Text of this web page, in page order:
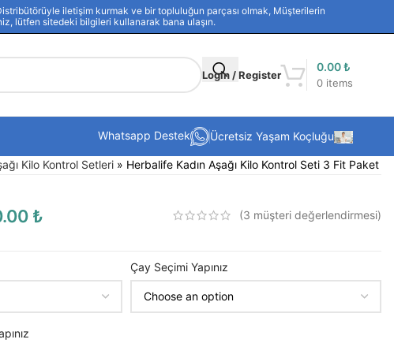
iletişim kurmak ve bir topluluğun parçası olmak, Müşterilerin
lütfen sitedeki bilgileri kullanarak bana ulaşın.
Login / Register
0 items
0.00₺
Whatsapp Destek Ücretsiz Yaşam Koçluğu
Kilo Kontrol Setleri » Herbalife Kadın Aşağı Kilo Kontrol Seti 3 Fit Paket
₺ (3 müşteri değerlendirmesi)
Çay Seçimi Yapınız